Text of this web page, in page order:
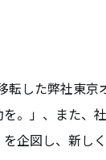
した弊社東京
。」、また、
企図し、新し